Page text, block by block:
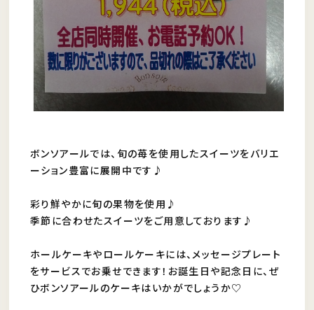
ボンソアールでは、旬の苺を使用したスイーツをバリエ
ーション豊富に展開中です♪
彩り鮮やかに旬の果物を使用♪
季節に合わせたスイーツをご用意しております♪
ホールケーキやロールケーキには、メッセージプレート
をサービスでお乗せできます！お誕生日や記念日に、ぜ
ひボンソアールのケーキはいかがでしょうか♡